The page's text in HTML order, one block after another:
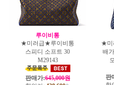
루이비통
★미러급★루이비통
스피디 소프트 30
M29143
판매가:645,000원
★미
배
판